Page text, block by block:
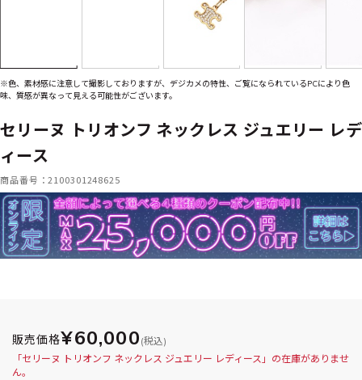
※色、素材感に注意して撮影しておりますが、デジカメの特性、ご覧になられているPCにより色
味、質感が異なって見える可能性がございます。
セリーヌ トリオンフ ネックレス ジュエリー レデ
ィース
商品番号：2100301248625
販売価格¥60,000 (税込)
「セリーヌ トリオンフ ネックレス ジュエリー レディース」の在庫がありませ
ん。